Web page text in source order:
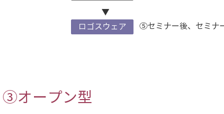
▼
ロゴスウェア ⑤セミナー後、セミナ
③オープン型